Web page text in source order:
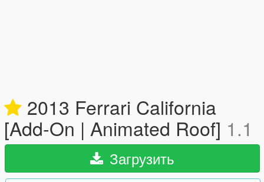
2013 Ferrari California
[Add-On | Animated Roof] 1.1
Загрузить